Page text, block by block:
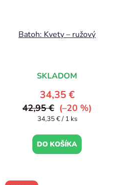
Batoh: Kvety – ružový
SKLADOM
34,35 €
42,95 € (–20 %)
Jednotková
34,35 € / 1 ks
DO KOŠÍKA